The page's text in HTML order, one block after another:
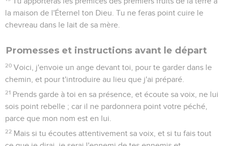
la maison de l'Éternel ton Dieu. Tu ne feras point cuire le
chevreau dans le lait de sa mère.
Promesses et instructions avant le départ
20 Voici, j'envoie un ange devant toi, pour te garder dans le
chemin, et pour t'introduire au lieu que j'ai préparé.
21 Prends garde à toi en sa présence, et écoute sa voix, ne lui
sois point rebelle ; car il ne pardonnera point votre péché,
parce que mon nom est en lui.
22 Mais si tu écoutes attentivement sa voix, et si tu fais tout